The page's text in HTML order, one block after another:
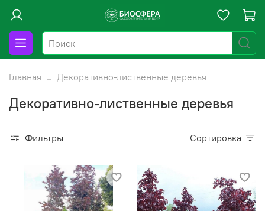
Главная Декоративно-лиственные деревья
Декоративно-лиственные деревья
Фильтры Сортировка